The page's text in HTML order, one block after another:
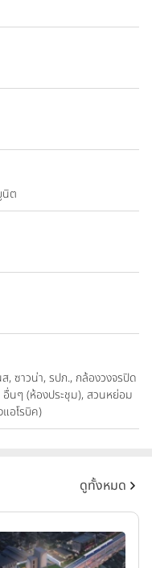
นิต
, ซาวน่า, รปภ., กล้องวงจรปิด
อื่นๆ (ห้องประชุม), สวนหย่อม
อโรบิค)
ดูทั้งหมด